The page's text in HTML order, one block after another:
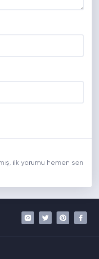
ilk yorumu hemen sen